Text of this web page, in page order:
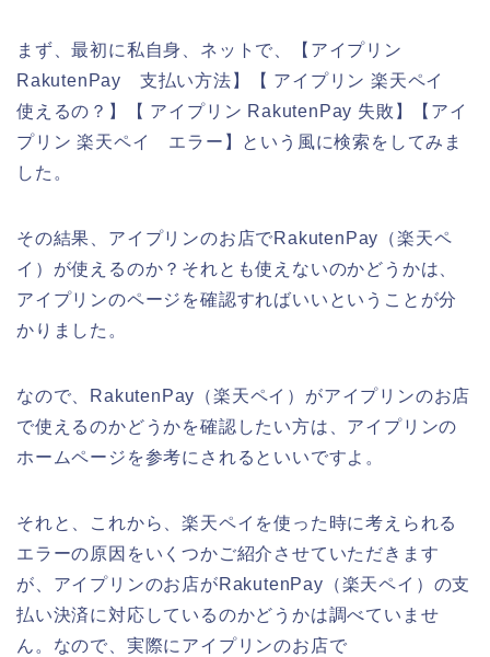
まず、最初に私自身、ネットで、【アイプリン
RakutenPay 支払い方法】【 アイプリン 楽天ペイ
使えるの？】【 アイプリン RakutenPay 失敗】【アイ
プリン 楽天ペイ エラー】という風に検索をしてみま
した。
その結果、アイプリンのお店でRakutenPay（楽天ペ
イ）が使えるのか？それとも使えないのかどうかは、
アイプリンのページを確認すればいいということが分
かりました。
なので、RakutenPay（楽天ペイ）がアイプリンのお店
で使えるのかどうかを確認したい方は、アイプリンの
ホームページを参考にされるといいですよ。
それと、これから、楽天ペイを使った時に考えられる
エラーの原因をいくつかご紹介させていただきます
が、アイプリンのお店がRakutenPay（楽天ペイ）の支
払い決済に対応しているのかどうかは調べていませ
ん。なので、実際にアイプリンのお店で